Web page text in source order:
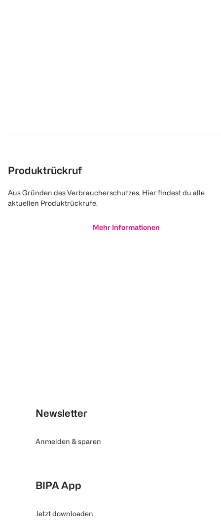
Produktrückruf
Aus Gründen des Verbraucherschutzes. Hier findest du alle
aktuellen Produktrückrufe.
Mehr Informationen
Newsletter
Anmelden & sparen
BIPA App
Jetzt downloaden